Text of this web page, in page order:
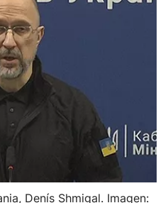
Denís Shmigal. Imagen: